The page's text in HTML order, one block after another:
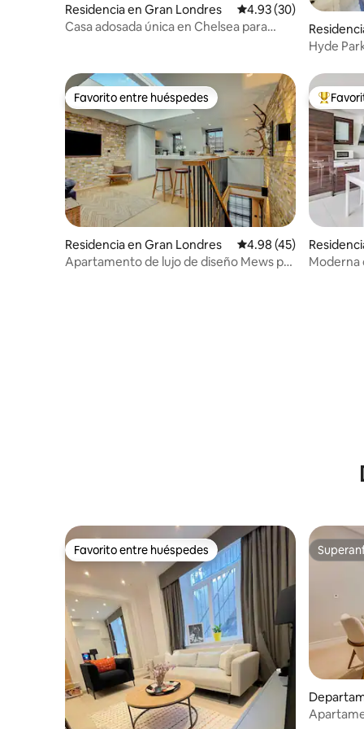
Residencia en Gran Londres Calificación
4.93 (30)
Casa adosada única en Chelsea para
Hyde
Favorito entre huéspedes
Favorito entre huéspedes
Residencia en Gran Londres Calificación
4.98 (45)
Apartamento de lujo de diseño Mews por
De los
Moderna
Favorito entre huéspedes
Favorito entre huéspedes